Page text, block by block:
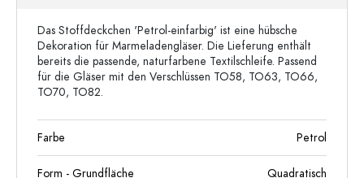
Das Stoffdeckchen 'Petrol-einfarbig' ist eine hübsche
Dekoration für Marmeladengläser. Die Lieferung enthält
bereits die passende, naturfarbene Textilschleife. Passend
für die Gläser mit den Verschlüssen TO58, TO63, TO66,
TO70, TO82.
Farbe Petrol
Form - Grundfläche Quadratisch